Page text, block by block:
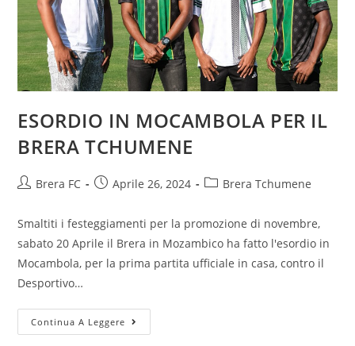
ESORDIO IN MOCAMBOLA PER IL
BRERA TCHUMENE
Brera FC Aprile 26, 2024 Brera Tchumene
Smaltiti i festeggiamenti per la promozione di novembre,
sabato 20 Aprile il Brera in Mozambico ha fatto l'esordio in
Mocambola, per la prima partita ufficiale in casa, contro il
Desportivo…
Continua A Leggere